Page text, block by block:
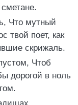
Что мутный
твой поет, как
скрижаль.
Чтоб
дорогой в ноль